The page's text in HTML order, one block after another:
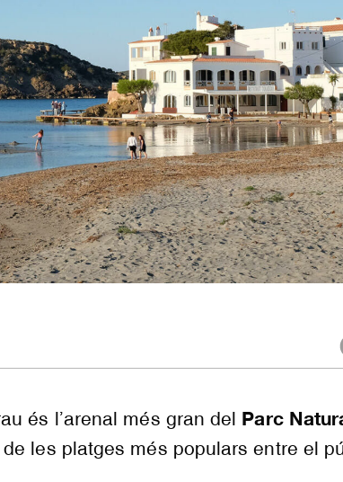
és l’arenal més gran del Parc
les platges més populars entre el